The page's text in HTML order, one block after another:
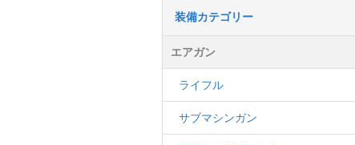
装備カテゴリー
エアガン
ライフル
サブマシンガン